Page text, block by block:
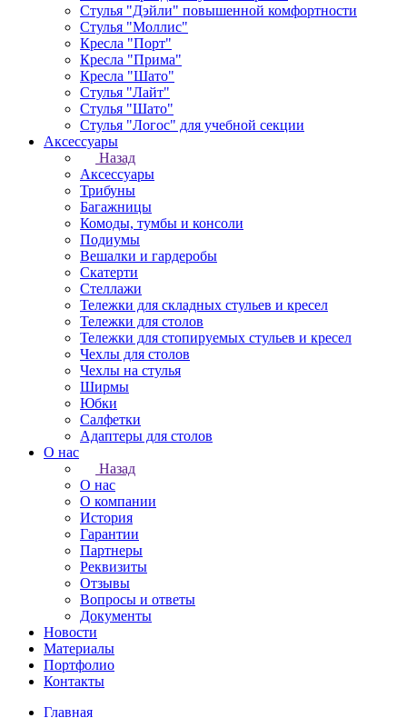
Стулья "Дэйли" повышенной комфортности
Стулья "Моллис"
Кресла "Порт"
Кресла "Прима"
Кресла "Шато"
Стулья "Лайт"
Стулья "Шато"
Стулья "Логос" для учебной секции
Аксессуары
Назад
Аксессуары
Трибуны
Багажницы
Комоды, тумбы и консоли
Подиумы
Вешалки и гардеробы
Скатерти
Стеллажи
Тележки для складных стульев и кресел
Тележки для столов
Тележки для стопируемых стульев и кресел
Чехлы для столов
Чехлы на стулья
Ширмы
Юбки
Салфетки
Адаптеры для столов
О нас
Назад
О нас
О компании
История
Гарантии
Партнеры
Реквизиты
Отзывы
Вопросы и ответы
Документы
Новости
Материалы
Портфолио
Контакты
Главная